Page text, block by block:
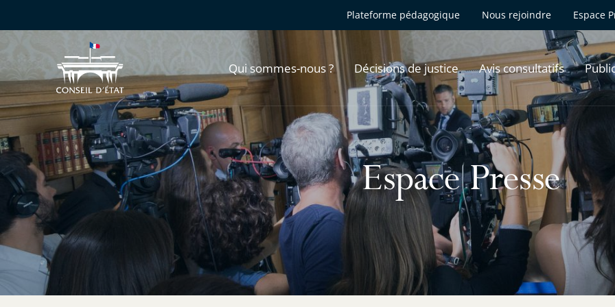
Plateforme pédagogique Nous rejoindre Espace
Qui sommes-nous ? Décisions de justice Avis consultatifs
Espace Presse